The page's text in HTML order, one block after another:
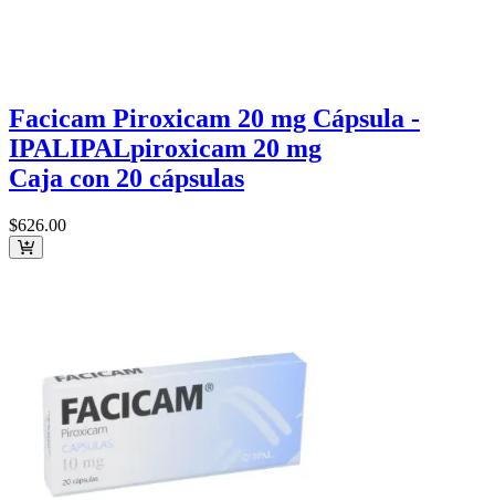
Facicam Piroxicam 20 mg Cápsula -
IPALIPALpiroxicam 20 mg
Caja con 20 cápsulas
$626.00